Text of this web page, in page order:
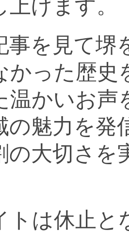
上げます。
事を見て
かった歴史
温かいお声
の魅力を発
の大切さを
トは休止と